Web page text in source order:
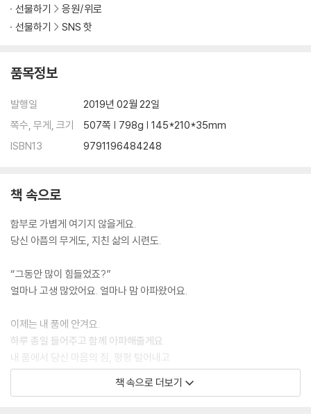
선물하기
응원/위로
선물하기
SNS 핫
품목정보
발행일
2019년 02월 22일
쪽수, 무게, 크기
507쪽 | 798g | 145*210*35mm
ISBN13
9791196484248
책 속으로
함부로 가볍게 여기지 않을게요.
당신 아픔의 무게도, 지친 삶의 시련도.
“그동안 많이 힘들었죠?”
얼마나 고생 많았어요. 얼마나 맘 아파왔어요.
이제는 내 품에 안겨요.
하루 종일 들어주고 함께 아파해줄게요.
내 품에서 당신 마음의 짐, 펑펑 털어내고
조금은, 전보다 더 따뜻이
행복한 당신이 될 수 있게. --- p.9
책 속으로 더보기